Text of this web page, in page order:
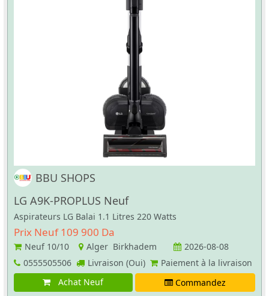
BBU SHOPS
LG A9K-PROPLUS Neuf
Aspirateurs LG Balai 1.1 Litres 220 Watts
Prix Neuf 109 900 Da
Neuf 10/10 Alger Birkhadem
2026-08-08
0555505506
Livraison (Oui)
Paiement à la livraison
Achat Neuf
Commandez